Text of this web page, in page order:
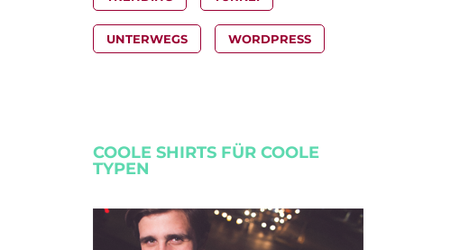
UNTERWEGS WORDPRESS
COOLE SHIRTS FÜR COOLE
TYPEN